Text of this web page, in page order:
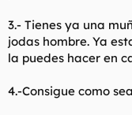
3.- Tienes ya una
jodas hombre. Ya
la puedes hacer en
4.-Consigue como